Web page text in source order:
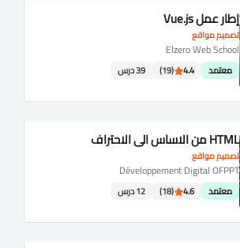
تصميم مواقع
إطار عمل Vue.js
Elzero Web School
معتمد 4.4
(19) 39 درس
تصميم مواقع
HTML من الاساس الي الاحتراف
Développement Digital OFPPT
معتمد 4.6
(18) 12 درس